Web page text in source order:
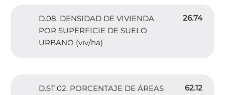
D.08. DENSIDAD DE VIVIENDA
POR SUPERFICIE DE SUELO
URBANO (viv/ha)
26.74
D.ST.02. PORCENTAJE DE ÁREAS
62.12